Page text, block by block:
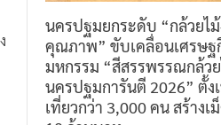
นครปฐมยกระดับ “กล้วยไม้
คุณภาพ” ขับเคลื่อนเศรษฐ
มหกรรม “สีสรรพรรณกล้ว
นครปฐมการันตี 2026” ตั้ง
เที่ยวกว่า 3,000 คน สร้างเม็
10 ล้านบาท